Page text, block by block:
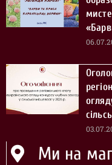
Ми на